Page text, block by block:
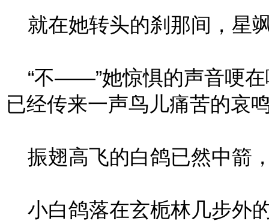
就在她转头的刹那间，星
“不——”她惊惧的声音哽在
已经传来一声鸟儿痛苦的哀
振翅高飞的白鸽已然中箭
小白鸽落在玄栀林几步外